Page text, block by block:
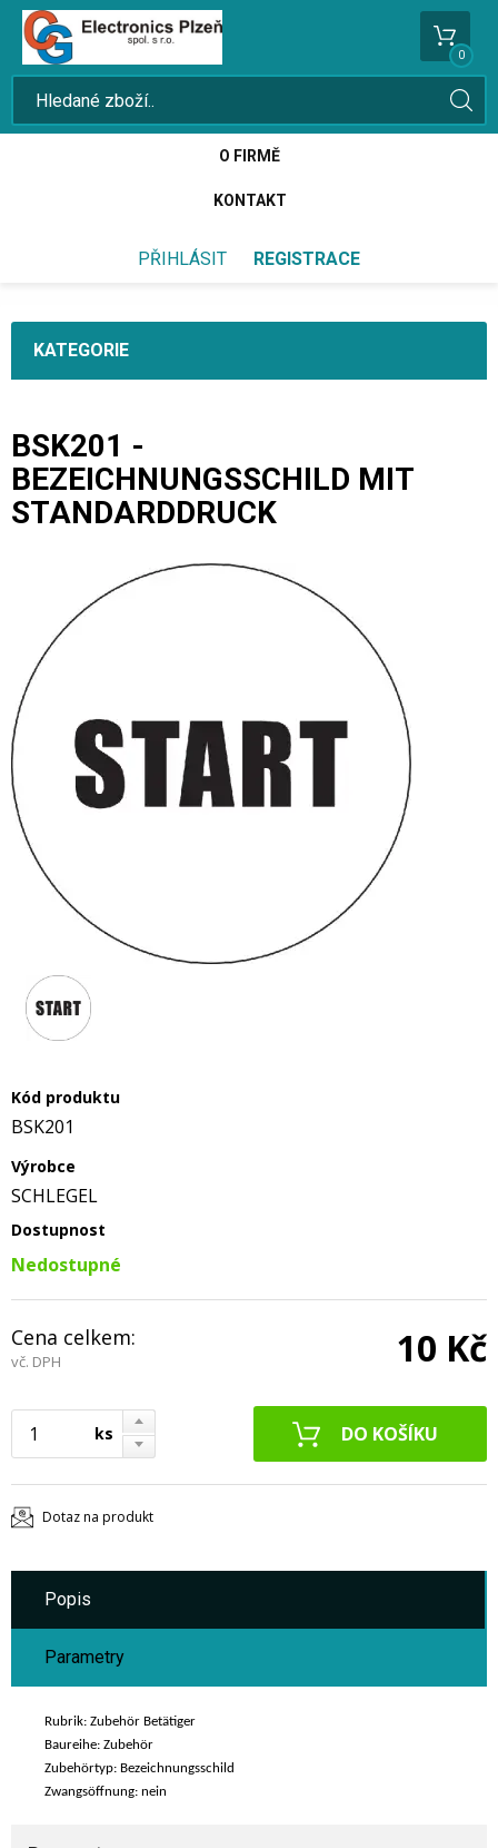
0
O FIRMĚ
KONTAKT
PŘIHLÁSIT REGISTRACE
KATEGORIE
BSK201 -
BEZEICHNUNGSSCHILD MIT
STANDARDDRUCK
Kód produktu
BSK201
Výrobce
SCHLEGEL
Dostupnost
Nedostupné
Cena celkem:
vč. DPH 10 Kč
ks
Dotaz na produkt
Popis
Parametry
Rubrik: Zubehör Betätiger
Baureihe: Zubehör
Zubehörtyp: Bezeichnungsschild
Zwangsöffnung: nein